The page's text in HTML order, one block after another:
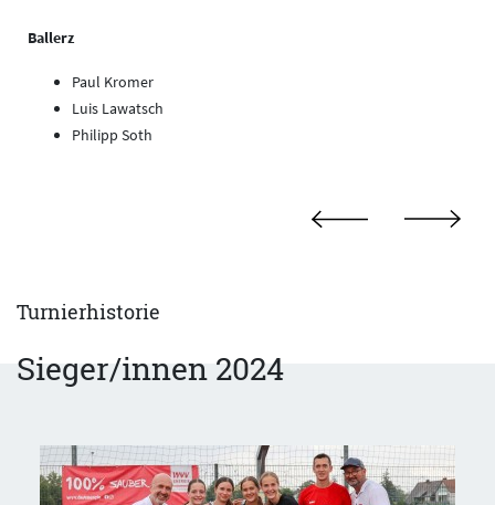
Ballerz
Paul Kromer
Luis Lawatsch
Philipp Soth
Turnierhistorie
Sieger/innen 2024